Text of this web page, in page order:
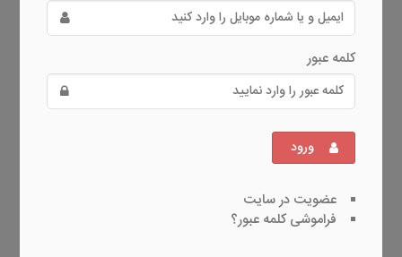
کلمه عبور
ورود
عضویت در سایت
فراموشی کلمه عبور؟